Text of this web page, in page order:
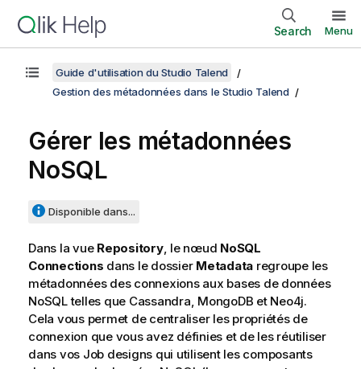
Search Menu
Guide d'utilisation du Studio Talend
Gestion des métadonnées dans le Studio Talend
Gérer les métadonnées
NoSQL
Disponible dans...
Dans la vue Repository, le nœud NoSQL
Connections dans le dossier Metadata regroupe les
métadonnées des connexions aux bases de données
NoSQL telles que Cassandra, MongoDB et Neo4j.
Cela vous permet de centraliser les propriétés de
connexion que vous avez définies et de les réutiliser
dans vos Job designs qui utilisent les composants